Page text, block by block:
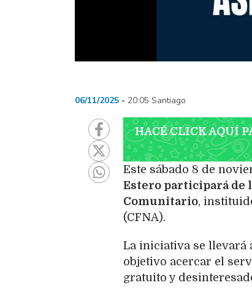
06/11/2025 20:05 Santiago
HACÉ CLICK AQUÍ
Este sábado 8 de
Estero participará de
Comunitario,
(CFNA).
La iniciativa se llevará
objetivo acercar el
gratuito y